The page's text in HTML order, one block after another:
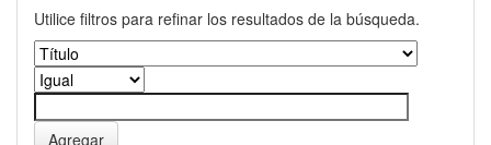
Utilice filtros para refinar los resultados de la búsqueda.